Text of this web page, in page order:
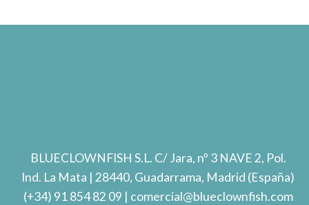
BLUECLOWNFISH S.L. C/ Jara, nº 3 NAVE 2, Pol.
Ind. La Mata | 28440, Guadarrama, Madrid (España)
(+34) 91 854 82 09 | comercial@blueclownfish.com